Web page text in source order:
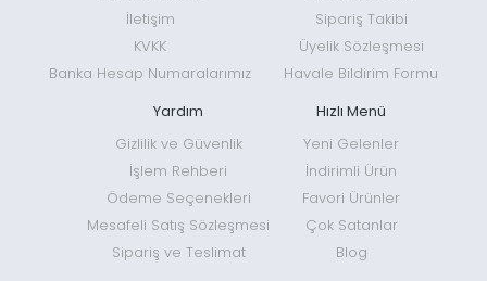
İletişim
KVKK
Banka Hesap Numaralarımız
Sipariş Takibi
Üyelik Sözleşmesi
Havale Bildirim Formu
Yardım
Gizlilik ve Güvenlik
İşlem Rehberi
Ödeme Seçenekleri
Mesafeli Satış Sözleşmesi
Sipariş ve Teslimat
Hızlı Menü
Yeni Gelenler
İndirimli Ürün
Favori Ürünler
Çok Satanlar
Blog